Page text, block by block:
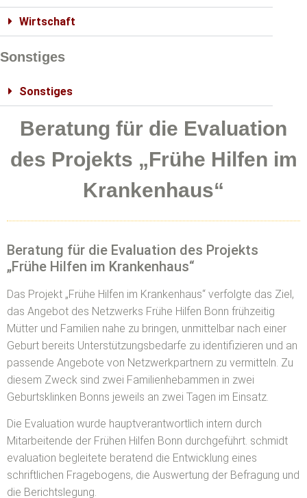
Wirtschaft
Sonstiges
Sonstiges
Beratung für die Evaluation
des Projekts „Frühe Hilfen im
Krankenhaus“
Beratung für die Evaluation des Projekts
„Frühe Hilfen im Krankenhaus“
Das Projekt „Frühe Hilfen im Krankenhaus“ verfolgte das Ziel,
das Angebot des Netzwerks Frühe Hilfen Bonn frühzeitig
Mütter und Familien nahe zu bringen, unmittelbar nach einer
Geburt bereits Unterstützungsbedarfe zu identifizieren und an
passende Angebote von Netzwerkpartnern zu vermitteln. Zu
diesem Zweck sind zwei Familienhebammen in zwei
Geburtsklinken Bonns jeweils an zwei Tagen im Einsatz.
Die Evaluation wurde hauptverantwortlich intern durch
Mitarbeitende der Frühen Hilfen Bonn durchgeführt. schmidt
evaluation begleitete beratend die Entwicklung eines
schriftlichen Fragebogens, die Auswertung der Befragung und
die Berichtslegung.